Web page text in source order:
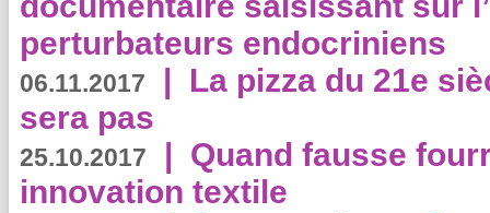
perturbateurs endocriniens
06.11.2017 | La pizza du 21e
sera pas
25.10.2017 | Quand fausse
innovation textile